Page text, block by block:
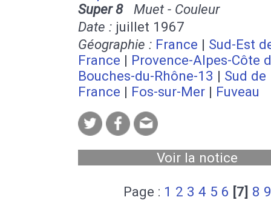
Super 8Muet - Couleur
Date : juillet 1967
Géographie : France | Sud-Est
France | Provence-Alpes-Côte
Bouches-du-Rhône-13 | Sud de
France | Fos-sur-Mer | Fuveau
Voir la notice
Page : 1 2 3 4 5 6 [7] 8 9